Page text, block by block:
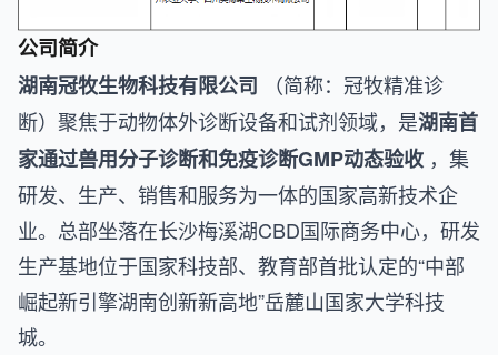
公司简介
湖南冠牧生物科技有限公司 （简称：冠牧精准诊
断）聚焦于动物体外诊断设备和试剂领域，是湖南首
家通过兽用分子诊断和免疫诊断GMP动态验收 ，集
研发、生产、销售和服务为一体的国家高新技术企
业。总部坐落在长沙梅溪湖CBD国际商务中心，研发
生产基地位于国家科技部、教育部首批认定的“中部
崛起新引擎湖南创新新高地”岳麓山国家大学科技
城。